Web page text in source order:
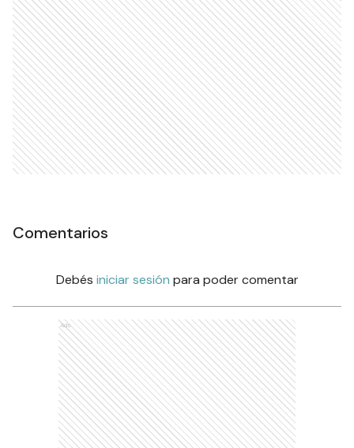
Comentarios
Debés iniciar sesión para poder comentar
Ads